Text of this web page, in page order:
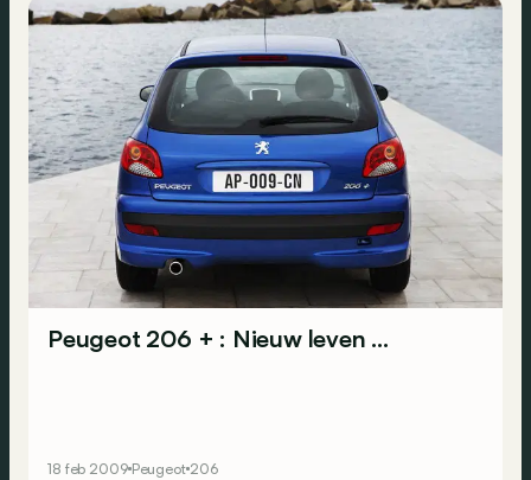
Peugeot 206 + : Nieuw leven ...
18 feb 2009 Peugeot 206